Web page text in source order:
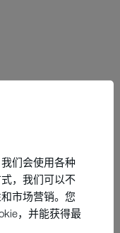
们会使用各种
，我们可以不
市场营销。您
，并能获得最